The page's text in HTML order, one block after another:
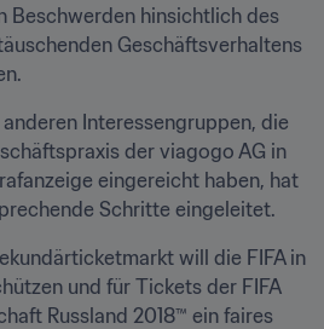
Beschwerden hinsichtlich des
Geschäftsverhaltens
Interessengruppen, die
der viagogo AG in
eingereicht haben, hat
Schritte eingeleitet.
will die FIFA in
und für Tickets der FIFA
Russland 2018™ ein faires